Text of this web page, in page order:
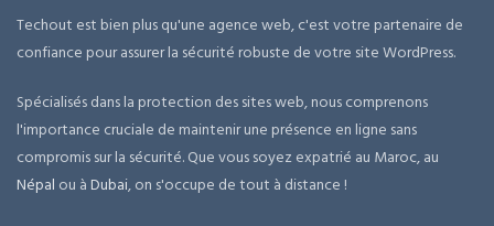
Techout est bien plus qu'une agence web, c'est votre partenaire de
confiance pour assurer la sécurité robuste de votre site WordPress.
Spécialisés dans la protection des sites web, nous comprenons
l'importance cruciale de maintenir une présence en ligne sans
compromis sur la sécurité. Que vous soyez expatrié au Maroc, au
Népal ou àDubai, on s'occupe de tout à distance !